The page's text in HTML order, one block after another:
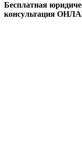
Бесплатная
консультация